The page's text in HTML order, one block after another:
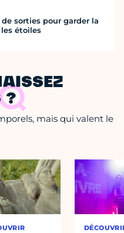
de sorties pour garder la
étoiles
?
mais qui valent le